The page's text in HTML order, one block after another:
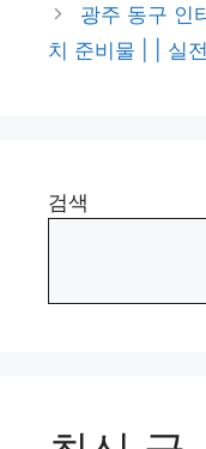
광주 동구 인
치 준비물 | | 실
검색